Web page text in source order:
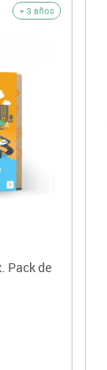
+ 3 años
Pack de